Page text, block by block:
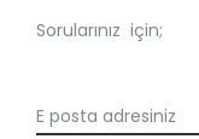
Sorularınız için;